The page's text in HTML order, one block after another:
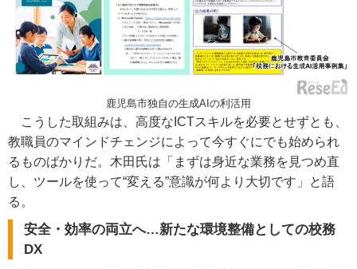
鹿児島市独自の生成AIの利活用
こうした取組みは、高度なICTスキルを必要とせずとも、
教職員のマインドチェンジによって今すぐにでも始められ
るものばかりだ。木田氏は「まずは身近な業務を見つめ直
し、ツールを使って“変える”意識が何より大切です」と語
る。
安全・効率の両立へ…新たな環境整備としての校務
DX